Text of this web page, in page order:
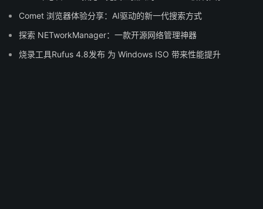
Comet 浏览器体验分享：AI驱动的新一代搜索方式
探索 NETworkManager：一款开源网络管理神器
烧录工具Rufus 4.8发布 为 Windows ISO 带来性能提升